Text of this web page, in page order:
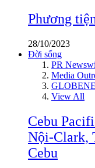
Phương
28/10/2023
Đời sống
PR
Media
View All
Cebu
Nội-Clark,
Cebu